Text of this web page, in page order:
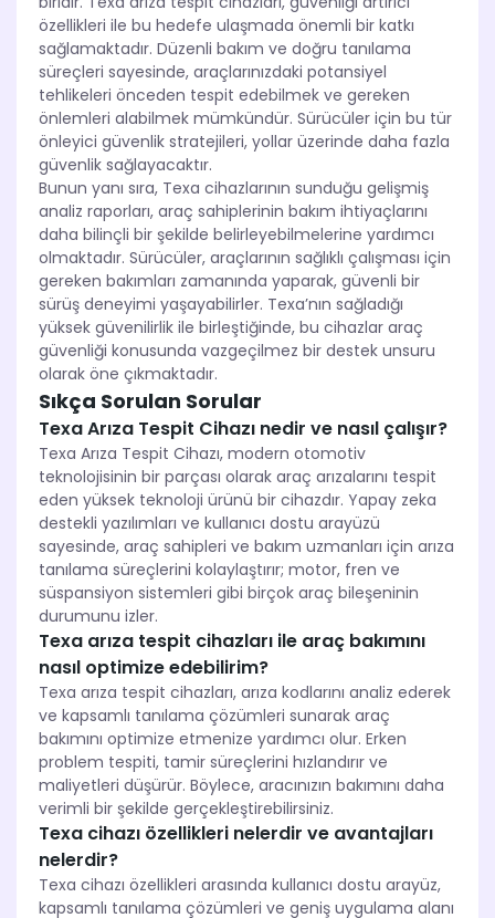
özellikleri ile bu hedefe ulaşmada önemli bir katkı
sağlamaktadır. Düzenli bakım ve doğru tanılama
süreçleri sayesinde, araçlarınızdaki potansiyel
tehlikeleri önceden tespit edebilmek ve gereken
önlemleri alabilmek mümkündür. Sürücüler için bu tür
önleyici güvenlik stratejileri, yollar üzerinde daha fazla
güvenlik sağlayacaktır.
Bunun yanı sıra, Texa cihazlarının sunduğu gelişmiş
analiz raporları, araç sahiplerinin bakım ihtiyaçlarını
daha bilinçli bir şekilde belirleyebilmelerine yardımcı
olmaktadır. Sürücüler, araçlarının sağlıklı çalışması için
gereken bakımları zamanında yaparak, güvenli bir
sürüş deneyimi yaşayabilirler. Texa’nın sağladığı
yüksek güvenilirlik ile birleştiğinde, bu cihazlar araç
güvenliği konusunda vazgeçilmez bir destek unsuru
olarak öne çıkmaktadır.
Sıkça Sorulan Sorular
Texa Arıza Tespit Cihazı nedir ve nasıl çalışır?
Texa Arıza Tespit Cihazı, modern otomotiv
teknolojisinin bir parçası olarak araç arızalarını tespit
eden yüksek teknoloji ürünü bir cihazdır. Yapay zeka
destekli yazılımları ve kullanıcı dostu arayüzü
sayesinde, araç sahipleri ve bakım uzmanları için arıza
tanılama süreçlerini kolaylaştırır; motor, fren ve
süspansiyon sistemleri gibi birçok araç bileşeninin
durumunu izler.
Texa arıza tespit cihazları ile araç bakımını
nasıl optimize edebilirim?
Texa arıza tespit cihazları, arıza kodlarını analiz ederek
ve kapsamlı tanılama çözümleri sunarak araç
bakımını optimize etmenize yardımcı olur. Erken
problem tespiti, tamir süreçlerini hızlandırır ve
maliyetleri düşürür. Böylece, aracınızın bakımını daha
verimli bir şekilde gerçekleştirebilirsiniz.
Texa cihazı özellikleri nelerdir ve avantajları
nelerdir?
Texa cihazı özellikleri arasında kullanıcı dostu arayüz,
kapsamlı tanılama çözümleri ve geniş uygulama alanı